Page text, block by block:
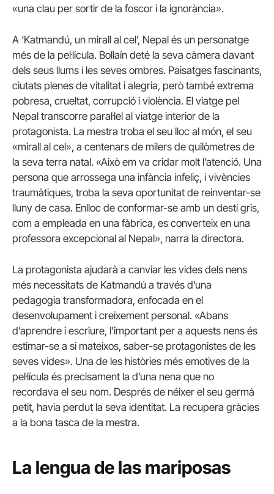
«una clau per sortir de la foscor i la ignorància».
A ‘Katmandú, un mirall al cel’, Nepal és un personatge
més de la pel·lícula. Bollaín deté la seva càmera davant
dels seus llums i les seves ombres. Paisatges fascinants,
ciutats plenes de vitalitat i alegria, però també extrema
pobresa, crueltat, corrupció i violència. El viatge pel
Nepal transcorre paral·lel al viatge interior de la
protagonista. La mestra troba el seu lloc al món, el seu
«mirall al cel», a centenars de milers de quilòmetres de
la seva terra natal. «Això em va cridar molt l’atenció. Una
persona que arrossega una infància infeliç, i vivències
traumàtiques, troba la seva oportunitat de reinventar-se
lluny de casa. Enlloc de conformar-se amb un destí gris,
com a empleada en una fàbrica, es converteix en una
professora excepcional al Nepal», narra la directora.
La protagonista ajudarà a canviar les vides dels nens
més necessitats de Katmandú a través d’una
pedagogia transformadora, enfocada en el
desenvolupament i creixement personal. «Abans
d’aprendre i escriure, l’important per a aquests nens és
estimar-se a si mateixos, saber-se protagonistes de les
seves vides». Una de les històries més emotives de la
pel·lícula és precisament la d’una nena que no
recordava el seu nom. Després de néixer el seu germà
petit, havia perdut la seva identitat. La recupera gràcies
a la bona tasca de la mestra.
La lengua de las mariposas